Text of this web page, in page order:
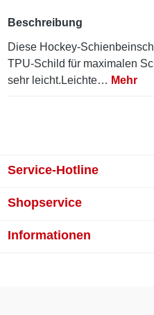
Beschreibung
Diese Hockey-
TPU-Schild für maximalen
sehr leicht.Leichte… Mehr
Service-Hotline
Shopservice
Informationen